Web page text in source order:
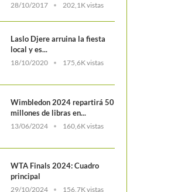
28/10/2017 202,1K vistas
Laslo Djere arruina la fiesta
local y es...
18/10/2020 175,6K vistas
Wimbledon 2024 repartirá 50
millones de libras en...
13/06/2024 160,6K vistas
WTA Finals 2024: Cuadro
principal
29/10/2024 156,7K vistas